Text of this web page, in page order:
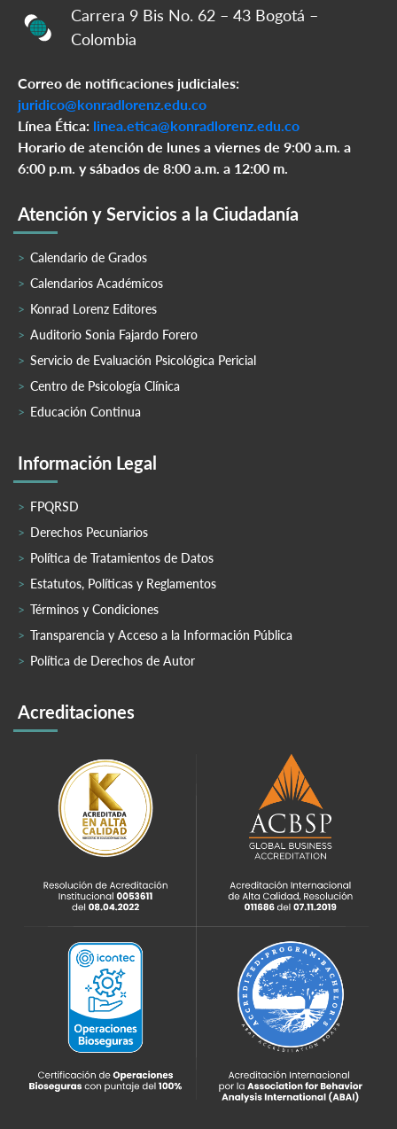
Carrera 9 Bis No. 62 – 43 Bogotá –
Colombia
Correo de notificaciones judiciales:
juridico@konradlorenz.edu.co
Línea Ética: linea.etica@konradlorenz.edu.co
Horario de atención de lunes a viernes de 9:00 a.m. a
6:00 p.m. y sábados de 8:00 a.m. a 12:00 m.
Atención y Servicios a la Ciudadanía
Calendario de Grados
Calendarios Académicos
Konrad Lorenz Editores
Auditorio Sonia Fajardo Forero
Servicio de Evaluación Psicológica Pericial
Centro de Psicología Clínica
Educación Continua
Información Legal
FPQRSD
Derechos Pecuniarios
Política de Tratamientos de Datos
Estatutos, Políticas y Reglamentos
Términos y Condiciones
Transparencia y Acceso a la Información Pública
Política de Derechos de Autor
Acreditaciones